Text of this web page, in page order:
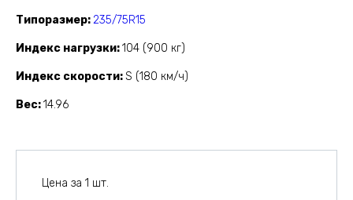
Типоразмер 235/75R15
Индекс нагрузки 104 (900 кг)
Индекс скорости S (180 км/ч)
Вес 14.96
Цена за 1 шт.